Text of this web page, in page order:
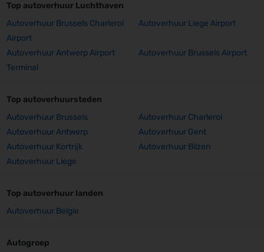
Top autoverhuur Luchthaven
Autoverhuur Brussels Charleroi
Airport
Autoverhuur Liege Airport
Autoverhuur Antwerp Airport
Terminal
Autoverhuur Brussels Airport
Top autoverhuursteden
Autoverhuur Brussels
Autoverhuur Charleroi
Autoverhuur Antwerp
Autoverhuur Gent
Autoverhuur Kortrijk
Autoverhuur Bilzen
Autoverhuur Liege
Top autoverhuur landen
Autoverhuur Belgie
Autogroep